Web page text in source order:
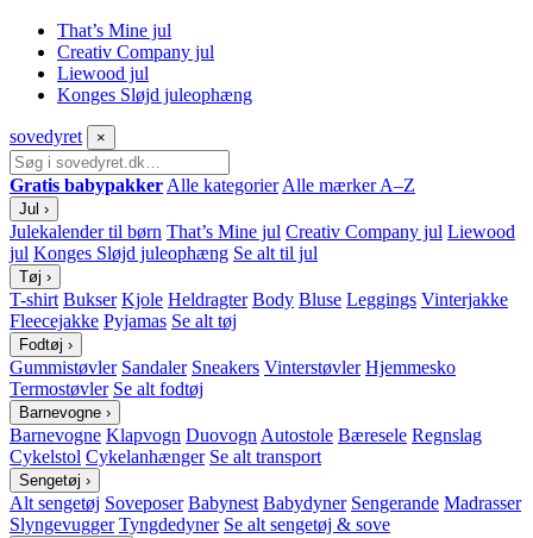
That’s Mine jul
Creativ Company jul
Liewood jul
Konges Sløjd juleophæng
sovedyret ×
Gratis babypakker Alle kategorier Alle mærker A–Z
Jul ›
Julekalender til børn That’s Mine jul Creativ Company jul Liewood
jul Konges Sløjd juleophæng Se alt til jul
Tøj ›
T-shirt Bukser Kjole Heldragter Body Bluse Leggings Vinterjakke
Fleecejakke Pyjamas Se alt tøj
Fodtøj ›
Gummistøvler Sandaler Sneakers Vinterstøvler Hjemmesko
Termostøvler Se alt fodtøj
Barnevogne ›
Barnevogne Klapvogn Duovogn Autostole Bæresele Regnslag
Cykelstol Cykelanhænger Se alt transport
Sengetøj ›
Alt sengetøj Soveposer Babynest Babydyner Sengerande Madrasser
Slyngevugger Tyngdedyner Se alt sengetøj & sove